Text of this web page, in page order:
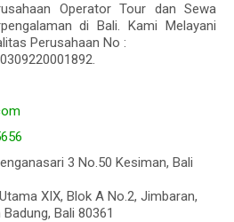
Operator Tour dan Sewa
di Bali. Kami Melayani
Perusahaan No :
3 No.50 Kesiman, Bali
XIX, Blok A No.2, Jimbaran,
Bali 80361